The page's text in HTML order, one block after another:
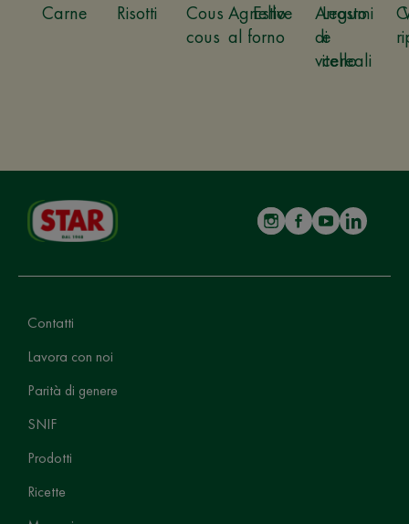
Carne Risotti
Cous
cous
Estive
Legumi
e
cereali
Agnello
al forno
Arrosto
di
vitello
Contatti
Lavora con noi
Parità di genere
SNIF
Prodotti
Ricette